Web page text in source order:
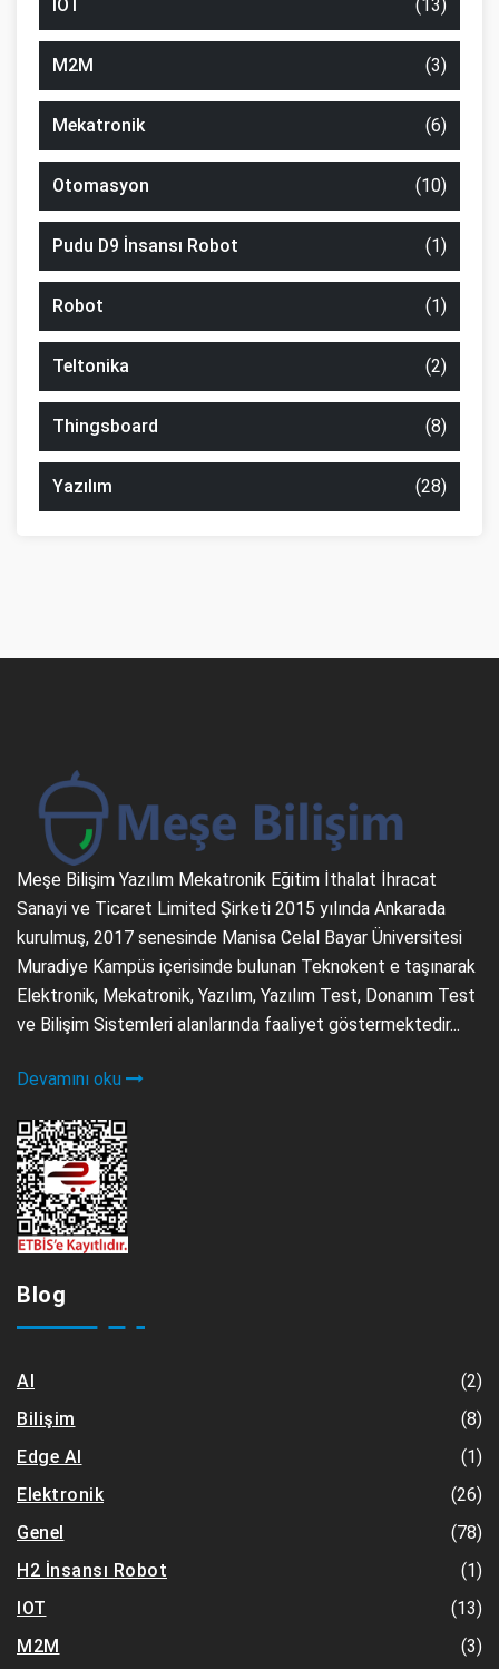
IOT (13)
M2M (3)
Mekatronik (6)
Otomasyon (10)
Pudu D9 İnsansı Robot (1)
Robot (1)
Teltonika (2)
Thingsboard (8)
Yazılım (28)
Meşe Bilişim Yazılım Mekatronik Eğitim İthalat İhracat
Sanayi ve Ticaret Limited Şirketi 2015 yılında Ankarada
kurulmuş, 2017 senesinde Manisa Celal Bayar Üniversitesi
Muradiye Kampüs içerisinde bulunan Teknokent e taşınarak
Elektronik, Mekatronik, Yazılım, Yazılım Test, Donanım Test
ve Bilişim Sistemleri alanlarında faaliyet göstermektedir...
Devamını oku
Blog
AI
(2)
Bilişim
(8)
Edge AI
(1)
Elektronik
(26)
Genel
(78)
H2 İnsansı Robot
(1)
IOT
(13)
M2M
(3)